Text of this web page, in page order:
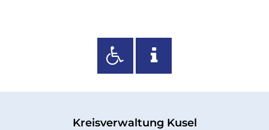
Kreisverwaltung Kusel